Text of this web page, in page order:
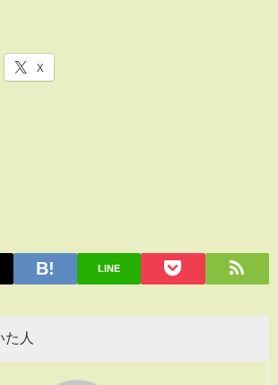
X
LINE
た人